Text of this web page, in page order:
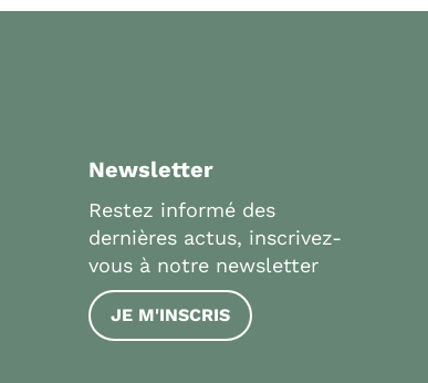
Newsletter
Restez informé des
dernières actus, inscrivez-
vous à notre newsletter
JE M'INSCRIS